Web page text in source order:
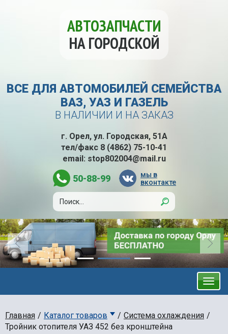
АВТОЗАПЧАСТИ
НА ГОРОДСКОЙ
ВСЕ ДЛЯ АВТОМОБИЛЕЙ СЕМЕЙСТВА
ВАЗ, УАЗ И ГАЗЕЛЬ
В НАЛИЧИИ И НА ЗАКАЗ
г. Орел, ул. Городская, 51А
тел/факс 8 (4862) 75-10-41
email: stop802004@mail.ru
50-88-99
мы в
вконтакте
Главная Каталог товаров
Система охлаждения
Тройник отопителя УАЗ 452 без кронштейна